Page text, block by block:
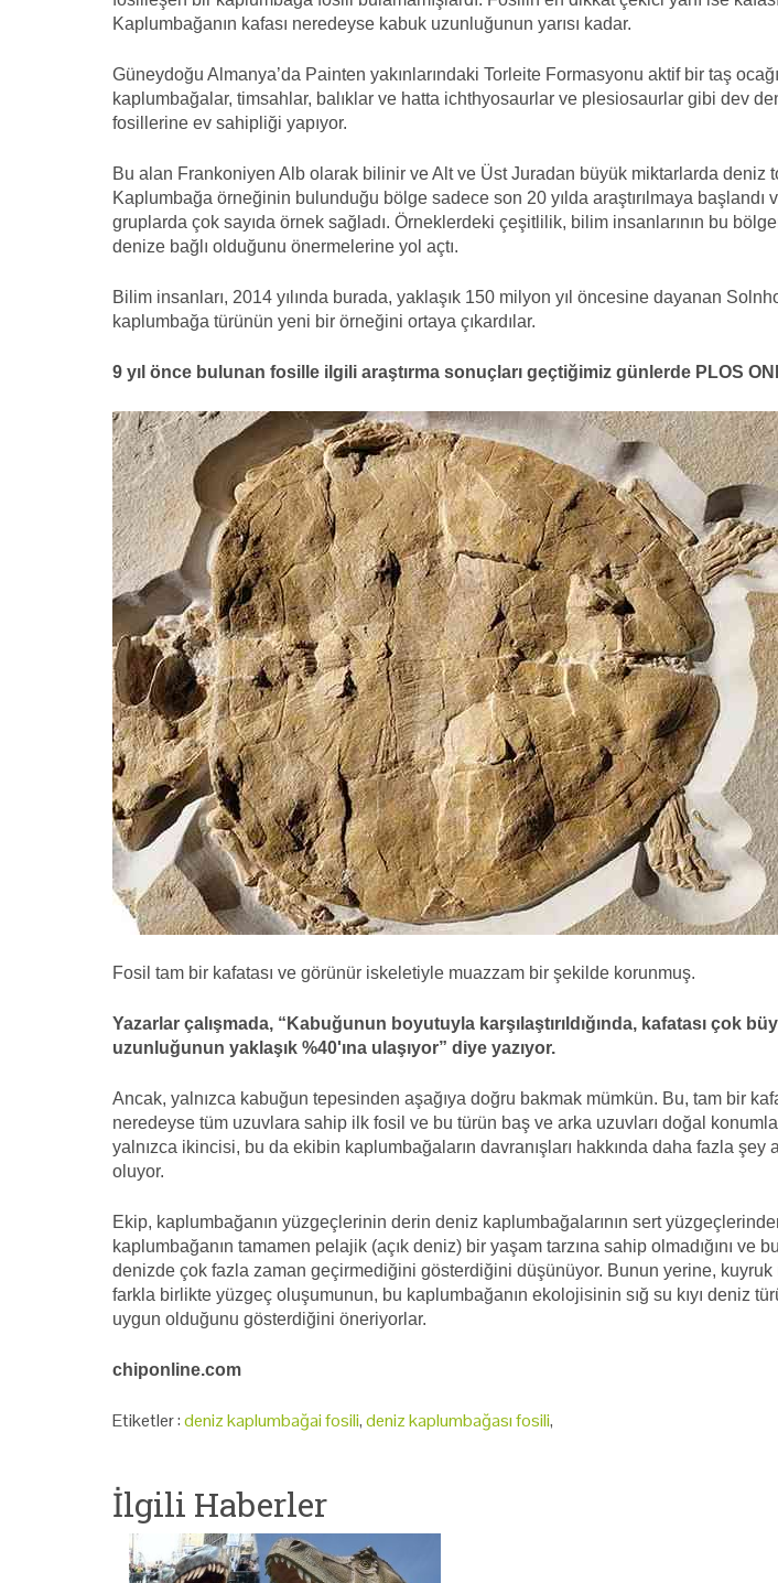
Kaplumbağanın kafası neredeyse kabuk uzunluğunun yarısı kadar.
Güneydoğu Almanya’da Painten yakınlarındaki Torleite Formasyonu aktif bir taş ocağı
kaplumbağalar, timsahlar, balıklar ve hatta ichthyosaurlar ve plesiosaurlar gibi dev
fosillerine ev sahipliği yapıyor.
Bu alan Frankoniyen Alb olarak bilinir ve Alt ve Üst Juradan büyük miktarlarda deniz
Kaplumbağa örneğinin bulunduğu bölge sadece son 20 yılda araştırılmaya başlandı
gruplarda çok sayıda örnek sağladı. Örneklerdeki çeşitlilik, bilim insanlarının bu
denize bağlı olduğunu önermelerine yol açtı.
Bilim insanları, 2014 yılında burada, yaklaşık 150 milyon yıl öncesine dayanan
kaplumbağa türünün yeni bir örneğini ortaya çıkardılar.
9 yıl önce bulunan fosille ilgili araştırma sonuçları geçtiğimiz günlerde PLOS
Fosil tam bir kafatası ve görünür iskeletiyle muazzam bir şekilde korunmuş.
Yazarlar çalışmada, “Kabuğunun boyutuyla karşılaştırıldığında, kafatası çok
uzunluğunun yaklaşık %40'ına ulaşıyor” diye yazıyor.
Ancak, yalnızca kabuğun tepesinden aşağıya doğru bakmak mümkün. Bu, tam bir
neredeyse tüm uzuvlara sahip ilk fosil ve bu türün baş ve arka uzuvları doğal
yalnızca ikincisi, bu da ekibin kaplumbağaların davranışları hakkında daha fazla şey
oluyor.
Ekip, kaplumbağanın yüzgeçlerinin derin deniz kaplumbağalarının sert
kaplumbağanın tamamen pelajik (açık deniz) bir yaşam tarzına sahip olmadığını ve
denizde çok fazla zaman geçirmediğini gösterdiğini düşünüyor. Bunun yerine,
farkla birlikte yüzgeç oluşumunun, bu kaplumbağanın ekolojisinin sığ su kıyı deniz
uygun olduğunu gösterdiğini öneriyorlar.
chiponline.com
Etiketler :deniz kaplumbağai fosili,deniz kaplumbağası fosili,
İlgili Haberler